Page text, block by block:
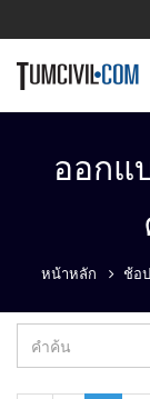
ออกแ
หน้าหลัก ช้อ